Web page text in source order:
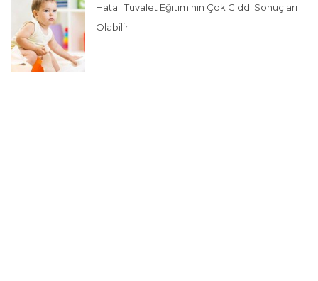
Hatalı Tuvalet Eğitiminin Çok Ciddi Sonuçları
Olabilir